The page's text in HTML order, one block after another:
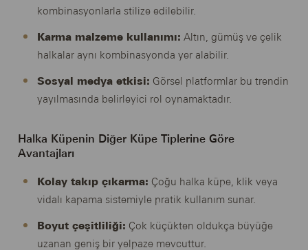
kombinasyonlarla stilize edilebilir.
Karma malzeme kullanımı: Altın, gümüş ve çelik
halkalar aynı kombinasyonda yer alabilir.
Sosyal medya etkisi: Görsel platformlar bu trendin
yayılmasında belirleyici rol oynamaktadır.
Halka Küpenin Diğer Küpe Tiplerine Göre
Avantajları
Kolay takıp çıkarma: Çoğu halka küpe, klik veya
vidalı kapama sistemiyle pratik kullanım sunar.
Boyut çeşitliliği: Çok küçükten oldukça büyüğe
uzanan geniş bir yelpaze mevcuttur.